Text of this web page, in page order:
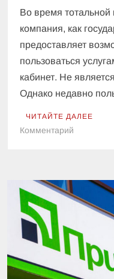
Во время
компания, как
предоставляет
пользоваться
кабинет. Не
Однако недавно
ЧИТАЙТЕ ДАЛЕЕ
Комментарий
своих
какую
должны